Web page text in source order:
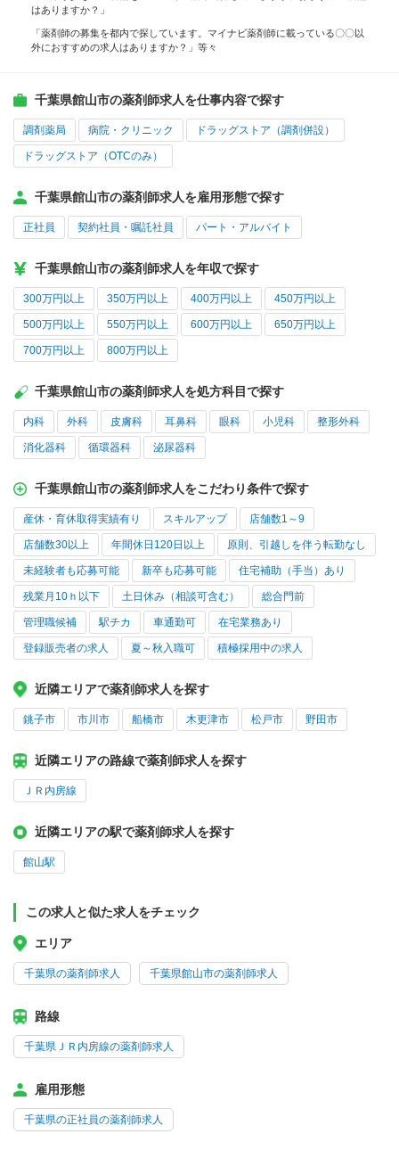
はありますか？」
「薬剤師の募集を都内で探しています。マイナビ薬剤師に載っている〇〇以
外におすすめの求人はありますか？」等々
千葉県館山市の薬剤師求人を仕事内容で探す
調剤薬局 病院・クリニック ドラッグストア（調剤併設）
ドラッグストア（OTCのみ）
千葉県館山市の薬剤師求人を雇用形態で探す
正社員 契約社員・嘱託社員 パート・アルバイト
千葉県館山市の薬剤師求人を年収で探す
300万円以上 350万円以上 400万円以上 450万円以上
500万円以上 550万円以上 600万円以上 650万円以上
700万円以上 800万円以上
千葉県館山市の薬剤師求人を処方科目で探す
内科 外科 皮膚科 耳鼻科 眼科 小児科 整形外科
消化器科 循環器科 泌尿器科
千葉県館山市の薬剤師求人をこだわり条件で探す
産休・育休取得実績有り スキルアップ 店舗数1～9
店舗数30以上 年間休日120日以上 原則、引越しを伴う転勤なし
未経験者も応募可能 新卒も応募可能 住宅補助（手当）あり
残業月10ｈ以下 土日休み（相談可含む） 総合門前
管理職候補 駅チカ 車通勤可 在宅業務あり
登録販売者の求人 夏～秋入職可 積極採用中の求人
近隣エリアで薬剤師求人を探す
銚子市 市川市 船橋市 木更津市 松戸市 野田市
近隣エリアの路線で薬剤師求人を探す
ＪＲ内房線
近隣エリアの駅で薬剤師求人を探す
館山駅
この求人と似た求人をチェック
エリア
千葉県の薬剤師求人 千葉県館山市の薬剤師求人
路線
千葉県ＪＲ内房線の薬剤師求人
雇用形態
千葉県の正社員の薬剤師求人